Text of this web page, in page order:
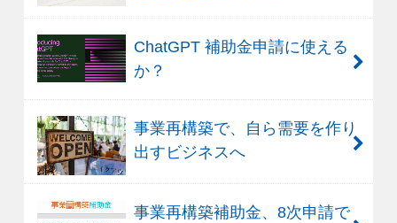
ChatGPT 補助金申請に使える
か？
事業再構築で、自ら需要を作り
出すビジネスへ
事業再構築補助金、8次申請で